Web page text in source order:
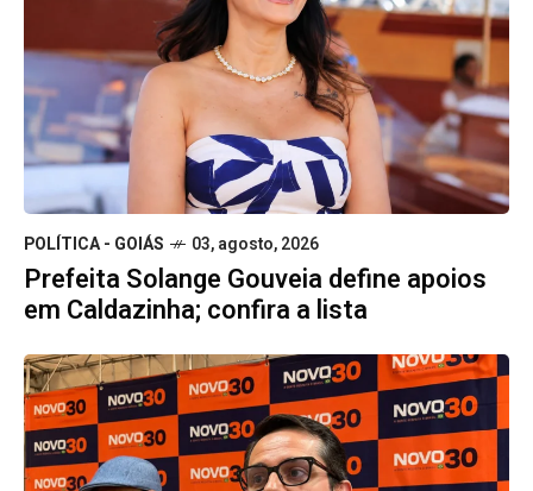
POLÍTICA - GOIÁS 03, agosto, 2026
Prefeita Solange Gouveia define apoios
em Caldazinha; confira a lista